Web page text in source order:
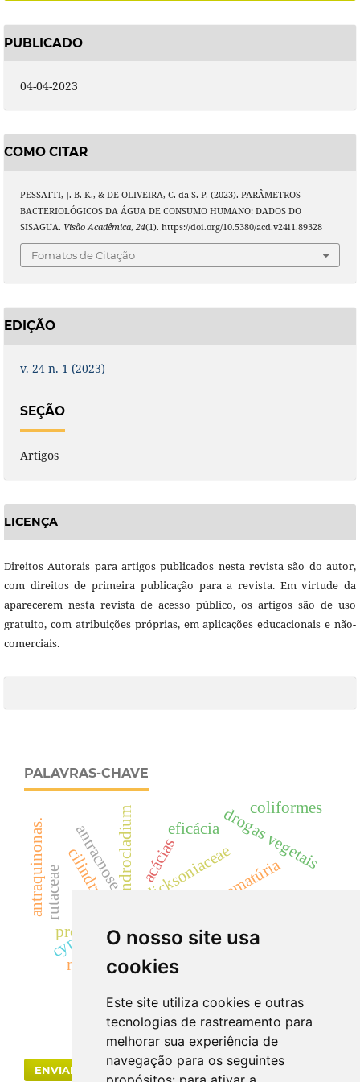
O nosso site usa
cookies
Este site utiliza cookies e outras
tecnologias de rastreamento para
melhorar sua experiência de
navegação para os seguintes
PUBLICADO
04-04-2023
COMO CITAR
PESSATTI, J. B. K., & DE OLIVEIRA, C. da S. P. (2023). PARÂMETROS
BACTERIOLÓGICOS DA ÁGUA DE CONSUMO HUMANO: DADOS DO
SISAGUA. Visão Acadêmica, 24(1). https://doi.org/10.5380/acd.v24i1.89328
Fomatos de Citação
EDIÇÃO
v. 24 n. 1 (2023)
SEÇÃO
Artigos
LICENÇA
Direitos Autorais para artigos publicados nesta revista são do autor,
com direitos de primeira publicação para a revista. Em virtude da
aparecerem nesta revista de acesso público, os artigos são de uso
gratuito, com atribuições próprias, em aplicações educacionais e não-
comerciais.
PALAVRAS-CHAVE
predição de interações moleculares
dicksoniaceae
cylindrocladium acácias
cilindrúria.
floresta ombrófila mista
hematúria
drogas vegetais
rutaceae
samambaia
mata atlântica.
anti-hipertensivo
antracnose
antraquinonas. eficácia
coliformes
cyp
ENVIAR SUBMISSÃO